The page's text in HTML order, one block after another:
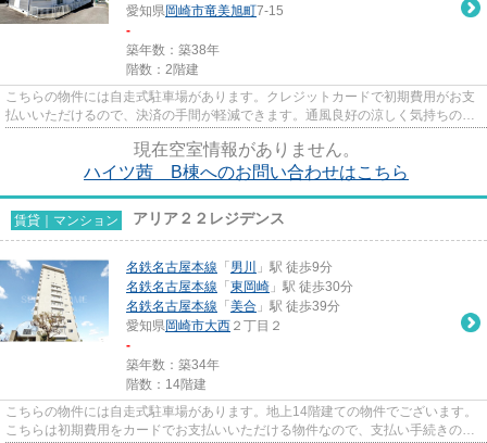
愛知県岡崎市竜美旭町7-15
-
築年数：築38年
階数：2階建
こちらの物件には自走式駐車場があります。クレジットカードで初期費用がお支
払いいただけるので、決済の手間が軽減できます。通風良好の涼しく気持ちの良
現在空室情報がありません。
ハイツ茜 B棟へのお問い合わせはこちら
賃貸｜マンション アリア２２レジデンス
名鉄名古屋本線 「 男川
」駅 徒歩9分
名鉄名古屋本線 「 東岡崎 」駅 徒歩30分
名鉄名古屋本線 「 美合 」駅 徒歩39分
愛知県岡崎市大西 ２丁目２
-
築年数：築34年
階数：14階建
こちらの物件には自走式駐車場があります。地上14階建ての物件でございます。
こちらは初期費用をカードでお支払いいただける物件なので、支払い手続きの手